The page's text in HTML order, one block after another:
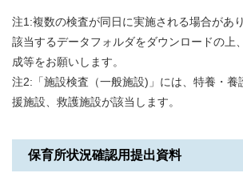
注1:複数の検査が同日に実施される場合があ
該当するデータフォルダをダウンロードの上
成等をお願いします。
注2:「施設検査（一般施設)」には、特養・養
援施設、救護施設が該当します。
保育所状況確認用提出資料